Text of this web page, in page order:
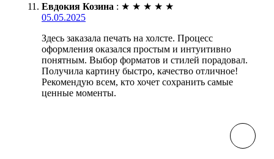
Евдокия Козина : ★ ★ ★ ★ ★
05.05.2025
Здесь заказала печать на холсте. Процесс
оформления оказался простым и интуитивно
понятным. Выбор форматов и стилей порадовал.
Получила картину быстро, качество отличное!
Рекомендую всем, кто хочет сохранить самые
ценные моменты.